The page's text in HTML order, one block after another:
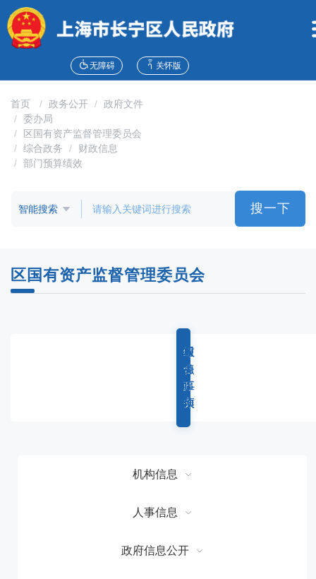
障
碍
说
无障碍 关怀版
首页 政务公开
政府文件
委办局
区国有资产监督管理委员会
综合政务
财政信息
部门预算绩效
搜一下
区国有资产监督管理委员会
综
合
政
务
重
点
工
作
权
力
事
项
服
务
事
项
机构信息
人事信息
政府信息公开